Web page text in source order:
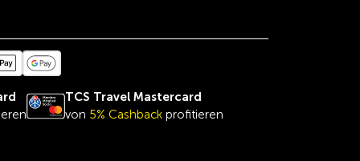
TCS Travel Mastercard
von 5% Cashback profitieren